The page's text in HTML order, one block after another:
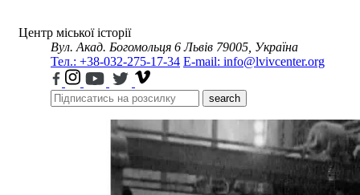
Центр міської історії
Вул. Акад. Богомольця 6 Львів 79005, Україна
Тел.: +38-032-275-17-34 E-mail: info@lvivcenter.org
search